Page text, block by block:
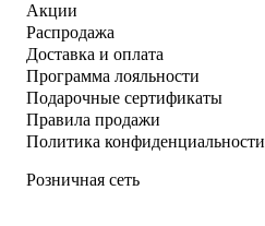
Акции
Распродажа
Доставка и оплата
Программа лояльности
Подарочные сертификаты
Правила продажи
Политика конфиденциальности
Розничная сеть